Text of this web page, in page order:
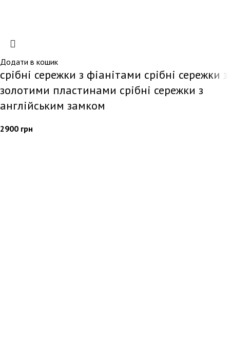
Додати в кошик
срібні сережки з фіанітами срібні сережки з
золотими пластинами срібні сережки з
англійським замком
2900 грн